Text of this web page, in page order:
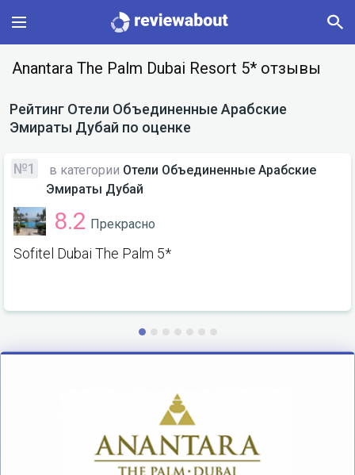
Main
Categories
Change language
Sign In
Anantara The Palm Dubai Resort 5* отзывы
Рейтинг Отели Объединенные Арабские
Эмираты Дубай по оценке
№1 в категории Отели Объединенные Арабские
Эмираты Дубай
8.2 Прекрасно
Sofitel Dubai The Palm 5*